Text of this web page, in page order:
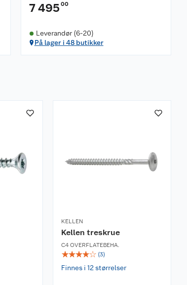
7 495 00
Leverandør (6-20)
På lager i 48 butikker
KELLEN
Kellen treskrue
C4 OVERFLATEBEHA.
☆☆☆☆☆ (3)
Finnes i 12 størrelser